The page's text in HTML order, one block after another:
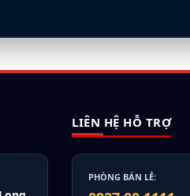
LIÊN HỆ HỖ TRỢ
PHÒNG BÁN LẺ: